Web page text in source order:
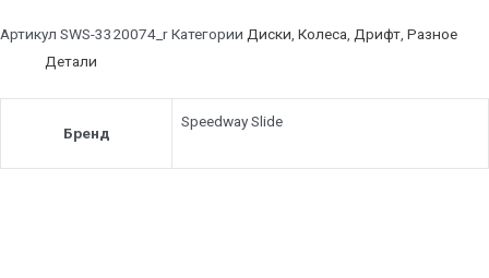
Артикул SWS-3320074_rКатегории Диски, Колеса, Дрифт, Разное
Детали
Бренд
Speedway Slide